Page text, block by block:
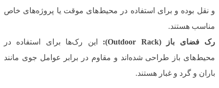
و نقل بوده و برای استفاده در محیط‌های موقت یا پروژه‌های خاص
مناسب هستند.
رک فضای باز (Outdoor Rack):
این رک‌ها برای استفاده در
محیط‌های باز طراحی شده‌اند و مقاوم در برابر عوامل جوی مانند
باران و گرد و غبار هستند.